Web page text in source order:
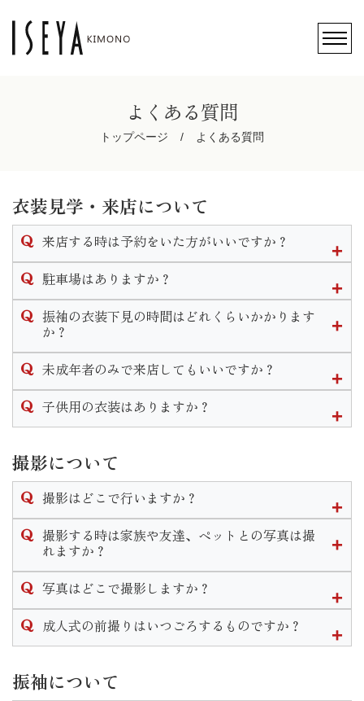
よくある質問
トップページ よくある質問
衣装見学・来店について
来店する時は予約をいた方がいいですか？
ご予約無しでのご来店も可能ですが、ご予約のお客様を優先
的にご案内させて頂きますのでお待ちいただく場合がござい
可能な限りご予約をいただきます様お願い致します。
なお、ご予約はこのHP内かお電話にて承ります。
駐車場はありますか？
店頭前にある駐車スペースと店舗裏側にも大型駐車場がござ
います。
振袖の衣装下見の時間はどれくらいかかります
か？
振袖下見の流れは
プラン説明→振袖選び→トータルコーディネート
ります。
未成年者のみで来店してもいいですか？
衣装の下見やプランの説明であればお嬢様ご本人様のみのご
来店も大歓迎です。
子供用の衣装はありますか？
七五三用の衣装になりますので和装になります。
七五三の詳しいプランはHP内の七五三ページをご覧頂くか店
舗までお問い合わせください。
撮影について
撮影はどこで行いますか？
スタジオが当館２階にございますのでそこで撮影します。
また、スタジオへは階段を登って移動していただく為車椅子
致します。
撮影する時は家族や友達、ペットとの写真は撮
れますか？
当店では家族撮影はもちろんペットとの撮影もできます。
家族和装プランや兄妹和装プラン等豊富にご用意しておりま
なお家族撮影等の希望がある場合はご予約時にお申し付けく
写真はどこで撮影しますか？
いせやきもの館に併設されているスタジオにて撮影を行いま
す。
成人式の前撮りはいつごろするものですか？
スタジオは予約制となっており年中撮影可能となっておりま
すので時期や曜日、時間はお客様の御都合に合わせて行うこ
振袖について